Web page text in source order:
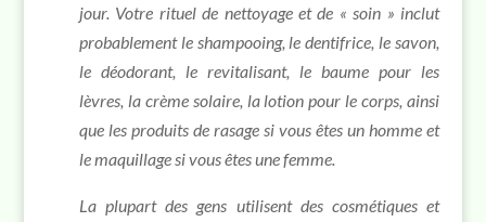
jour. Votre rituel de nettoyage et de « soin » inclut
probablement le shampooing, le dentifrice, le savon,
le déodorant, le revitalisant, le baume pour les
lèvres, la crème solaire, la lotion pour le corps, ainsi
que les produits de rasage si vous êtes un homme et
le maquillage si vous êtes une femme.
La plupart des gens utilisent des cosmétiques et